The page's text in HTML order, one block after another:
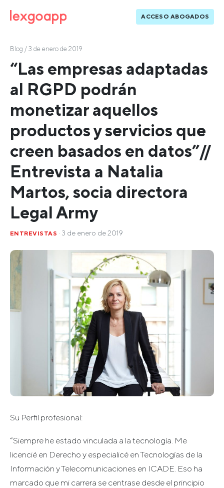
ACCESO ABOGADOS
Blog / 3 de enero de 2019
“Las empresas adaptadas
al RGPD podrán
monetizar aquellos
productos y servicios que
creen basados en datos”//
Entrevista a Natalia
Martos, socia directora
Legal Army
ENTREVISTAS · 3 de enero de 2019
Su Perfil profesional:
“Siempre he estado vinculada a la tecnología. Me
licencié en Derecho y especialicé en Tecnologías de la
Información y Telecomunicaciones en ICADE. Eso ha
marcado que mi carrera se centrase desde el principio